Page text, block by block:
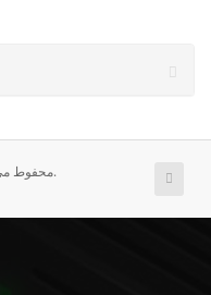
تمامی حقوق برای © 2026 justweb.pt. محفوط می باشد.